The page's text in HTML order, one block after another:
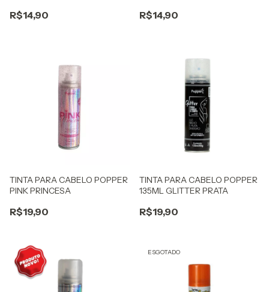
R$14,90 R$14,90
TINTA PARA CABELO POPPER
PINK PRINCESA
R$19,90
TINTA PARA CABELO POPPER
135ML GLITTER PRATA
R$19,90
ESGOTADO